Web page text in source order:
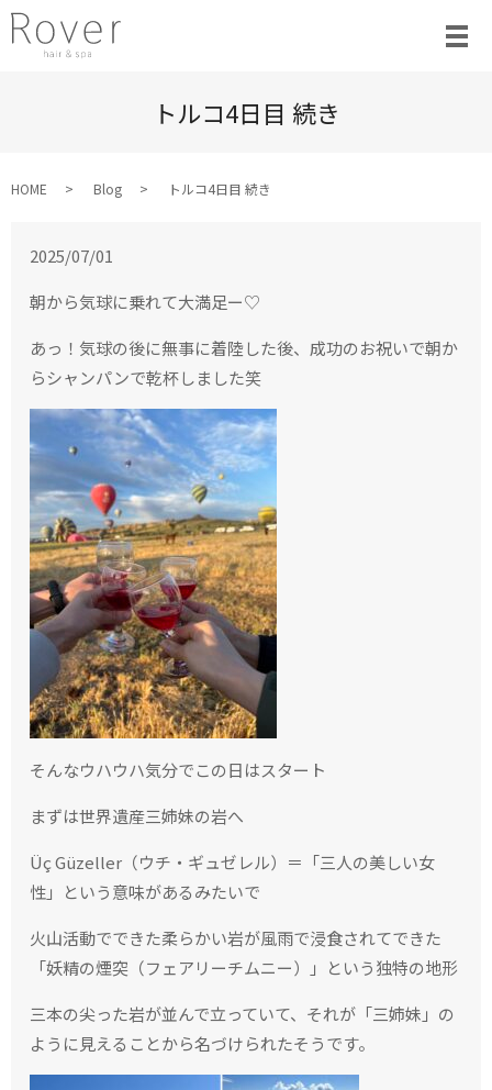
トルコ4日目 続き
HOME Blog トルコ4日目 続き
2025/07/01
朝から気球に乗れて大満足ー♡
あっ！気球の後に無事に着陸した後、成功のお祝いで朝か
らシャンパンで乾杯しました笑
そんなウハウハ気分でこの日はスタート
まずは世界遺産三姉妹の岩へ
Üç Güzeller（ウチ・ギュゼレル）＝「三人の美しい女
性」という意味があるみたいで
火山活動でできた柔らかい岩が風雨で浸食されてできた
「妖精の煙突（フェアリーチムニー）」という独特の地形
三本の尖った岩が並んで立っていて、それが「三姉妹」の
ように見えることから名づけられたそうです。